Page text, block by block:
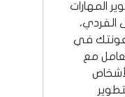
المهارات
الفردي،
في
مع